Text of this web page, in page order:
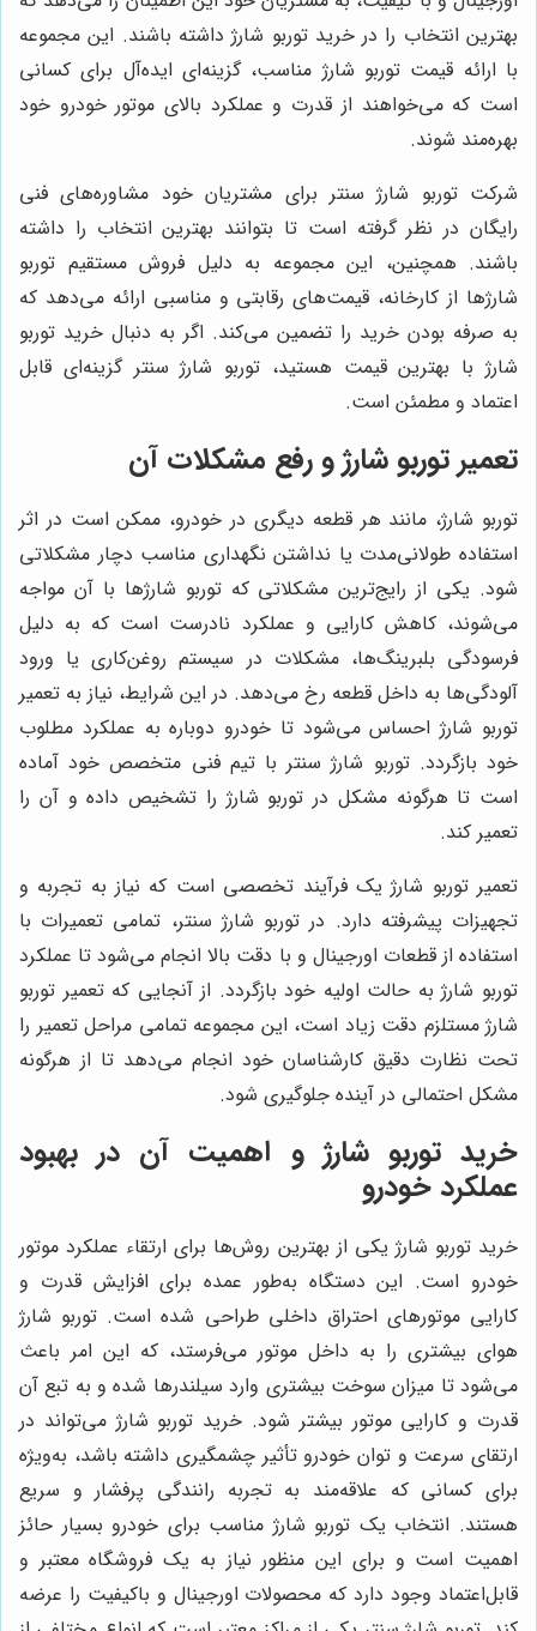
بهترین انتخاب را در خرید توربو شارژ داشته باشند. این مجموعه
با ارائه قیمت توربو شارژ مناسب، گزینه‌ای ایده‌آل برای کسانی
است که می‌خواهند از قدرت و عملکرد بالای موتور خودرو خود
بهره‌مند شوند.
شرکت توربو شارژ سنتر برای مشتریان خود مشاوره‌های فنی
رایگان در نظر گرفته است تا بتوانند بهترین انتخاب را داشته
باشند. همچنین، این مجموعه به دلیل فروش مستقیم توربو
شارژها از کارخانه، قیمت‌های رقابتی و مناسبی ارائه می‌دهد که
به صرفه بودن خرید را تضمین می‌کند. اگر به دنبال خرید توربو
شارژ با بهترین قیمت هستید، توربو شارژ سنتر گزینه‌ای قابل
اعتماد و مطمئن است.
تعمیر توربو شارژ و رفع مشکلات آن
توربو شارژ، مانند هر قطعه دیگری در خودرو، ممکن است در اثر
استفاده طولانی‌مدت یا نداشتن نگهداری مناسب دچار مشکلاتی
شود. یکی از رایج‌ترین مشکلاتی که توربو شارژها با آن مواجه
می‌شوند، کاهش کارایی و عملکرد نادرست است که به دلیل
فرسودگی بلبرینگ‌ها، مشکلات در سیستم روغن‌کاری یا ورود
آلودگی‌ها به داخل قطعه رخ می‌دهد. در این شرایط، نیاز به تعمیر
توربو شارژ احساس می‌شود تا خودرو دوباره به عملکرد مطلوب
خود بازگردد. توربو شارژ سنتر با تیم فنی متخصص خود آماده
است تا هرگونه مشکل در توربو شارژ را تشخیص داده و آن را
تعمیر کند.
تعمیر توربو شارژ یک فرآیند تخصصی است که نیاز به تجربه و
تجهیزات پیشرفته دارد. در توربو شارژ سنتر، تمامی تعمیرات با
استفاده از قطعات اورجینال و با دقت بالا انجام می‌شود تا عملکرد
توربو شارژ به حالت اولیه خود بازگردد. از آنجایی که تعمیر توربو
شارژ مستلزم دقت زیاد است، این مجموعه تمامی مراحل تعمیر را
تحت نظارت دقیق کارشناسان خود انجام می‌دهد تا از هرگونه
مشکل احتمالی در آینده جلوگیری شود.
خرید توربو شارژ و اهمیت آن در بهبود
عملکرد خودرو
خرید توربو شارژ یکی از بهترین روش‌ها برای ارتقاء عملکرد موتور
خودرو است. این دستگاه به‌طور عمده برای افزایش قدرت و
کارایی موتورهای احتراق داخلی طراحی شده است. توربو شارژ
هوای بیشتری را به داخل موتور می‌فرستد، که این امر باعث
می‌شود تا میزان سوخت بیشتری وارد سیلندرها شده و به تبع آن
قدرت و کارایی موتور بیشتر شود. خرید توربو شارژ می‌تواند در
ارتقای سرعت و توان خودرو تأثیر چشمگیری داشته باشد، به‌ویژه
برای کسانی که علاقه‌مند به تجربه رانندگی پرفشار و سریع
هستند. انتخاب یک توربو شارژ مناسب برای خودرو بسیار حائز
اهمیت است و برای این منظور نیاز به یک فروشگاه معتبر و
قابل‌اعتماد وجود دارد که محصولات اورجینال و باکیفیت را عرضه